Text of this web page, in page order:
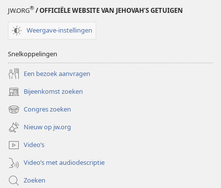
JW.ORG® / OFFICIËLE WEBSITE VAN JEHOVAH’S GETUIGEN
Weergave-instellingen
Snelkoppelingen
Een bezoek aanvragen
Bijeenkomst zoeken
(opent
nieuw
venster)
Congres zoeken
(opent
nieuw
venster)
Nieuw op jw.org
Video’s
Video’s met audiodescriptie
Zoeken